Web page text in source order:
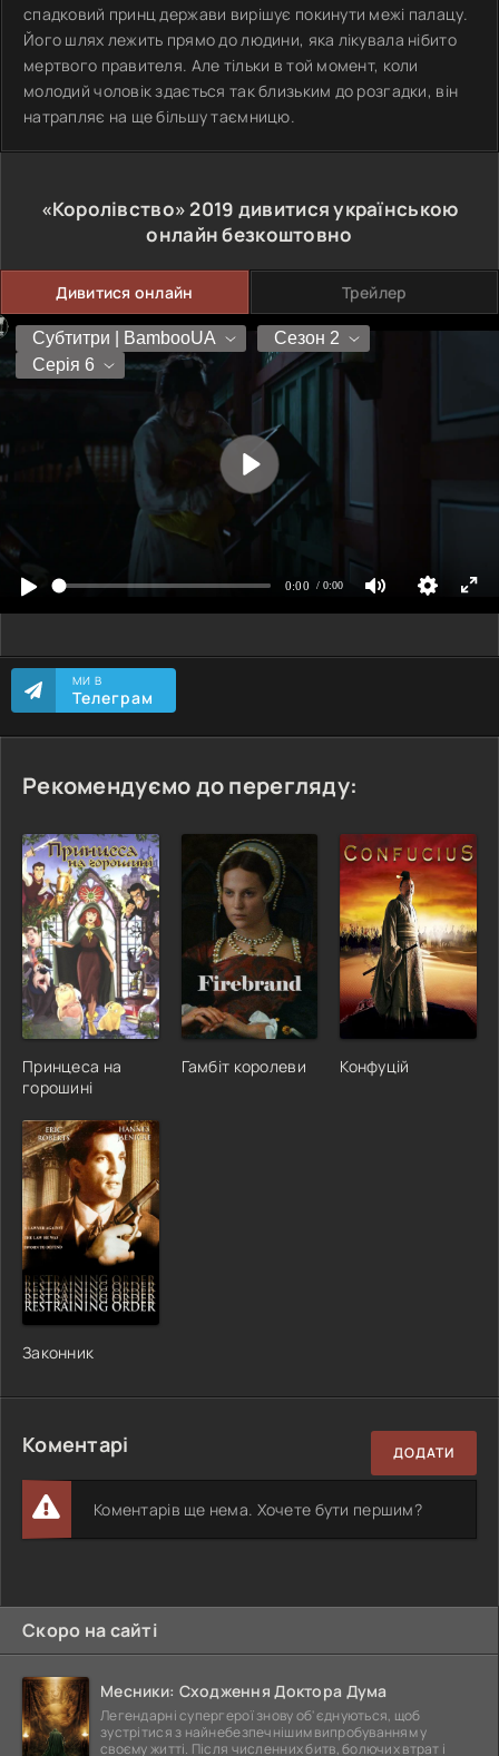
спадковий принц держави вирішує покинути межі палацу.
Його шлях лежить прямо до людини, яка лікувала нібито
мертвого правителя. Але тільки в той момент, коли
молодий чоловік здається так близьким до розгадки, він
натрапляє на ще більшу таємницю.
«Королівство»2019 дивитися українською
онлайн безкоштовно
Дивитися онлайн Трейлер
МИ В
Телеграм
Рекомендуємо до перегляду:
Принцеса на
горошині
Гамбіт королеви Конфуцій
Законник
Коментарі ДОДАТИ
Коментарів ще нема. Хочете бути першим?
Скоро на сайті
Месники: Сходження Доктора Дума
Легендарні супергерої знову об'єднуються, щоб
зустрітися з найнебезпечнішим випробуванням у
своєму житті. Після численних битв, болючих втрат і